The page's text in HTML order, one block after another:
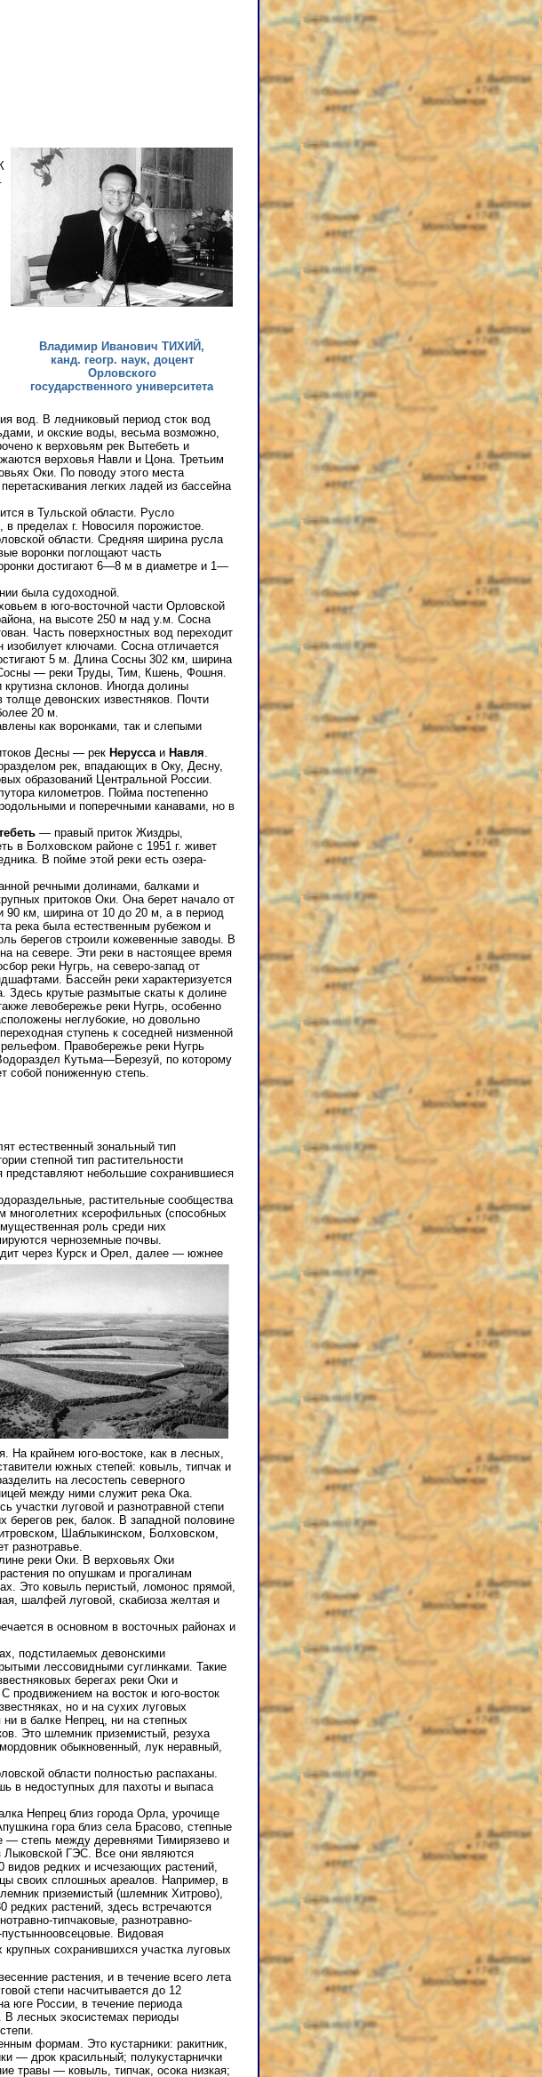
Владимир Иванович ТИХИЙ,
канд. геогр. наук, доцент
Орловского
государственного университета
вод. В ледниковый период сток вод
и окские воды, весьма возможно,
к верховьям рек Вытебеть и
верховья Навли и Цона. Третьим
Оки. По поводу этого места
легких ладей из бассейна
в Тульской области. Русло
в пределах г. Новосиля порожистое.
области. Средняя ширина русла
воронки поглощают часть
достигают 6—8 м в диаметре и 1—
была судоходной.
в юго-восточной части Орловской
на высоте 250 м над у.м. Сосна
Часть поверхностных вод переходит
изобилует ключами. Сосна отличается
5 м. Длина Сосны 302 км, ширина
— реки Труды, Тим, Кшень, Фошня.
склонов. Иногда долины
девонских известняков. Почти
20 м.
как воронками, так и слепыми
Десны — рек Неруссаи Навля.
рек, впадающих в Оку, Десну,
образований Центральной России.
километров. Пойма постепенно
и поперечными канавами, но в
— правый приток Жиздры,
в Болховском районе с 1951 г. живет
В пойме этой реки есть озера-
речными долинами, балками и
притоков Оки. Она берет начало от
90 км, ширина от 10 до 20 м, а в период
река была естественным рубежом и
берегов строили кожевенные заводы. В
на севере. Эти реки в настоящее время
реки Нугрь, на северо-запад от
Бассейн реки характеризуется
Здесь крутые размытые скаты к долине
левобережье реки Нугрь, особенно
неглубокие, но довольно
ступень к соседней низменной
Правобережье реки Нугрь
Кутьма—Березуй, по которому
собой пониженную степь.
естественный зональный тип
степной тип растительности
представляют небольшие сохранившиеся
растительные сообщества
многолетних ксерофильных (способных
роль среди них
черноземные почвы.
через Курск и Орел, далее — южнее
На крайнем юго-востоке, как в лесных,
южных степей: ковыль, типчак и
на лесостепь северного
между ними служит река Ока.
участки луговой и разнотравной степи
берегов рек, балок. В западной половине
Шаблыкинском, Болховском,
разнотравье.
реки Оки. В верховьях Оки
по опушкам и прогалинам
Это ковыль перистый, ломонос прямой,
шалфей луговой, скабиоза желтая и
в основном в восточных районах и
подстилаемых девонскими
лессовидными суглинками. Такие
берегах реки Оки и
продвижением на восток и юго-восток
но и на сухих луговых
в балке Непрец, ни на степных
Это шлемник приземистый, резуха
обыкновенный, лук неравный,
области полностью распаханы.
в недоступных для пахоты и выпаса
Непрец близ города Орла, урочище
гора близ села Брасово, степные
— степь между деревнями Тимирязево и
ГЭС. Все они являются
редких и исчезающих растений,
своих сплошных ареалов. Например, в
приземистый (шлемник Хитрово),
растений, здесь встречаются
типчаковые, разнотравно-
пустынноовсецовые. Видовая
сохранившихся участка луговых
растения, и в течение всего лета
степи насчитывается до 12
юге России, в течение периода
В лесных экосистемах периоды
формам. Это кустарники: ракитник,
— дрок красильный; полукустарнички
травы — ковыль, типчак, осока низкая;